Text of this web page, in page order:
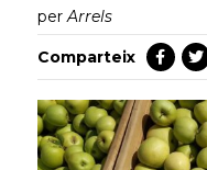
perArrels
Comparteix